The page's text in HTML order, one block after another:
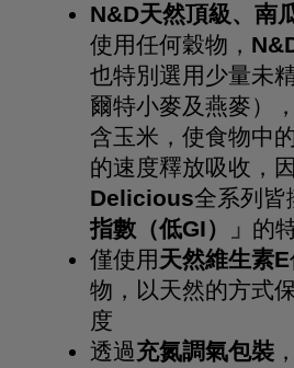
N&D天然頂級、南
使用任何穀物，
也特別選用少量未
爾特小麥及燕麥）
含玉米，使食物中
的速度釋放吸收，
Delicious全系列皆
指數（低GI）
」 的
僅使用 天然維生素E
物，以天然的方式
度
透過充氮調氣包裝